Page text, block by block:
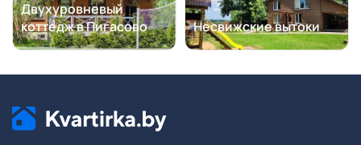
Двухуровневый
коттедж в Пигасово
Несвижские вытоки